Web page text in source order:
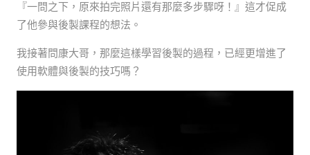
『一問之下，原來拍完照片還有那麼多步驟呀！』這才促成
了他參與後製課程的想法。
我接著問康大哥，那麼這樣學習後製的過程，已經更增進了
使用軟體與後製的技巧嗎？